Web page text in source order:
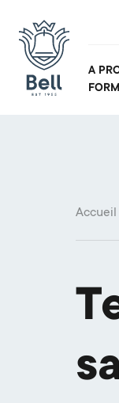
A
Accueil